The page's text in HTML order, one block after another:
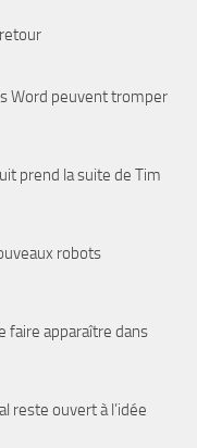
Word peuvent tromper
prend la suite de Tim
robots
faire apparaître dans
reste ouvert à l’idée